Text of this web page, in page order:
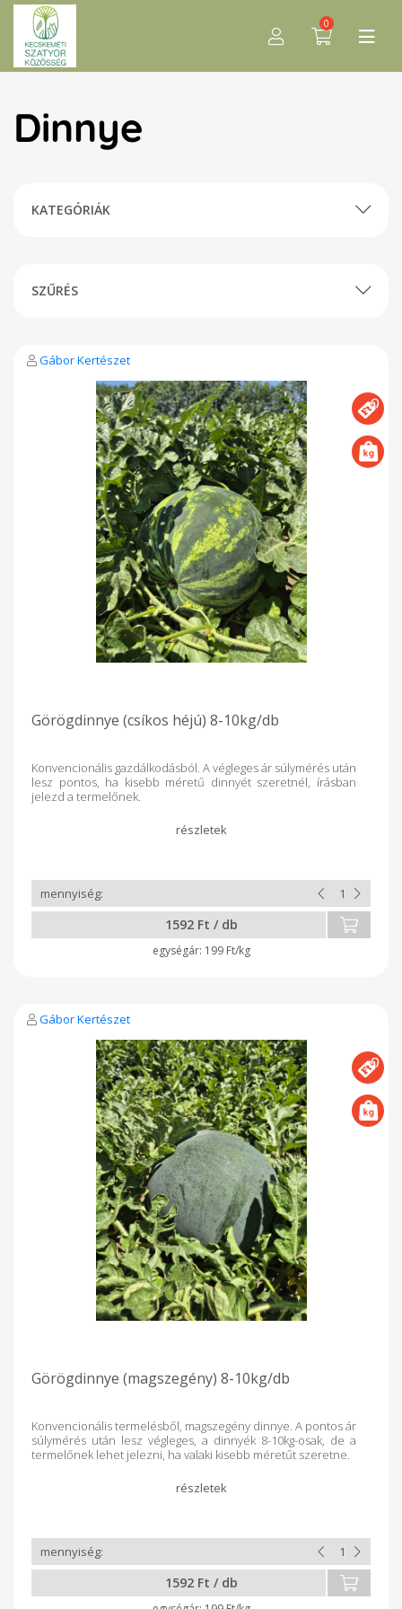
0
Dinnye
KATEGÓRIÁK
SZŰRÉS
Gábor Kertészet
Görögdinnye (csíkos héjú) 8-10kg/db
Konvencionális gazdálkodásból. A végleges ár súlymérés után
lesz pontos, ha kisebb méretű dinnyét szeretnél, írásban
jelezd a termelőnek.
1592 Ft / db
199 Ft/kg
Gábor Kertészet
Görögdinnye (magszegény) 8-10kg/db
Konvencionális termelésből, magszegény dinnye. A pontos ár
súlymérés után lesz végleges, a dinnyék 8-10kg-osak, de a
termelőnek lehet jelezni, ha valaki kisebb méretűt szeretne.
1592 Ft / db